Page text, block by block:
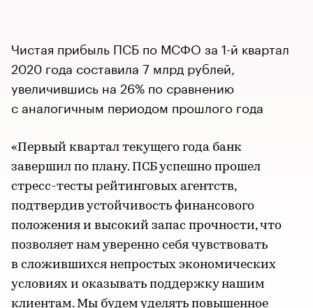
Чистая прибыль ПСБ по МСФО за 1-й квартал
2020 года составила 7 млрд рублей,
увеличившись на 26% по сравнению
с аналогичным периодом прошлого года
«Первый квартал текущего года банк
завершил по плану. ПСБ успешно прошел
стресс-тесты рейтинговых агентств,
подтвердив устойчивость финансового
положения и высокий запас прочности, что
позволяет нам уверенно себя чувствовать
в сложившихся непростых экономических
условиях и оказывать поддержку нашим
клиентам. Мы будем уделять повышенное